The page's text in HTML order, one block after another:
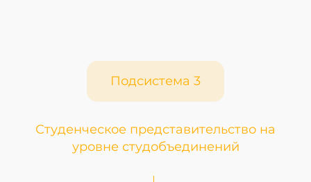
Подсистема 3
Студенческое представительство на
уровне студобъединений